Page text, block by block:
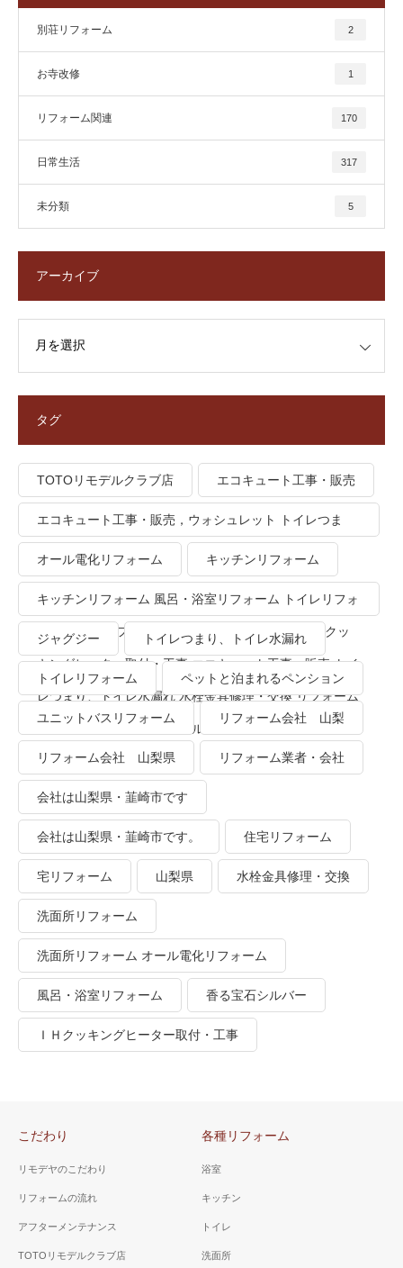
別荘リフォーム 2
お寺改修 1
リフォーム関連 170
日常生活 317
未分類 5
アーカイブ
タグ
TOTOリモデルクラブ店 エコキュート工事・販売
エコキュート工事・販売，ウォシュレット トイレつま
り、トイレ水漏れ
オール電化リフォーム キッチンリフォーム
キッチンリフォーム 風呂・浴室リフォーム トイレリフォ
ーム 洗面所リフォーム オール電化リフォーム ＩＨクッ
キングヒーター取付・工事 エコキュート工事・販売 トイ
レつまり、トイレ水漏れ 水栓金具修理・交換 リフォーム
業者・会社 ＴＯＴＯリモデルクラブ
ジャグジー トイレつまり、トイレ水漏れ
トイレリフォーム ペットと泊まれるペンション
ユニットバスリフォーム リフォーム会社 山梨
リフォーム会社 山梨県 リフォーム業者・会社
会社は山梨県・韮崎市です
会社は山梨県・韮崎市です。 住宅リフォーム
宅リフォーム 山梨県 水栓金具修理・交換
洗面所リフォーム
洗面所リフォーム オール電化リフォーム
風呂・浴室リフォーム 香る宝石シルバー
ＩＨクッキングヒーター取付・工事
こだわり
リモデヤのこだわり
リフォームの流れ
アフターメンテナンス
TOTOリモデルクラブ店
各種リフォーム
浴室
キッチン
トイレ
洗面所